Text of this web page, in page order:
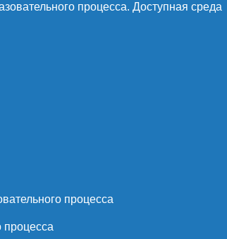
процесса. Доступная среда
процесса
процесса